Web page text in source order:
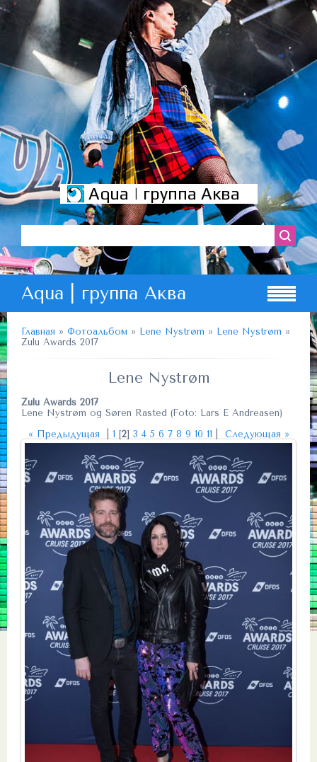
Aqua | группа Аква
Aqua | группа Аква
Главная » Фотоальбом » Lene Nystrøm » Lene Nystrøm »
Zulu Awards 2017
Lene Nystrøm
Zulu Awards 2017
Lene Nystrøm og Søren Rasted (Foto: Lars E Andreasen)
« Предыдущая
1 [2] 3 4 5 6 7 8 9 10 11 Следующая »